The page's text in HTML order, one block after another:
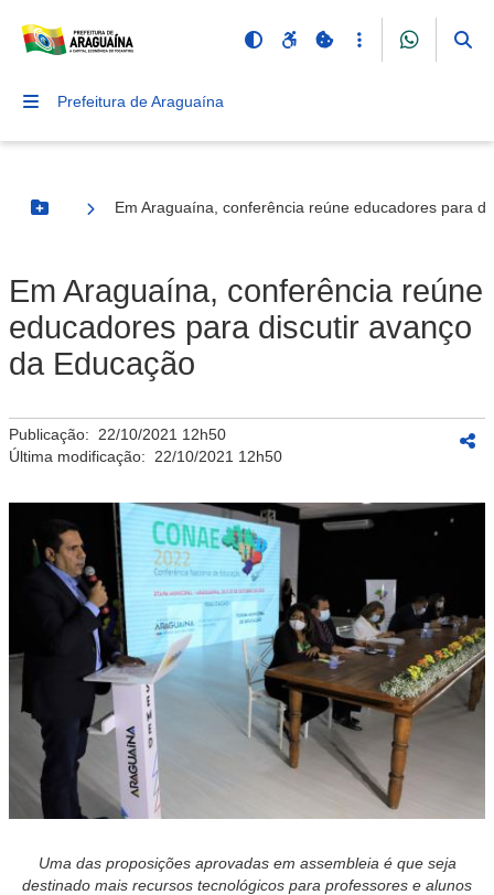
Prefeitura de Araguaína
Botão Menu
Em Araguaína, conferência reúne educadores para
Em Araguaína, conferência reúne
educadores para discutir avanço
da Educação
Publicação: 22/10/2021 12h50
Última modificação: 22/10/2021 12h50
Uma das proposições aprovadas em assembleia é que seja
destinado mais recursos tecnológicos para professores e alunos